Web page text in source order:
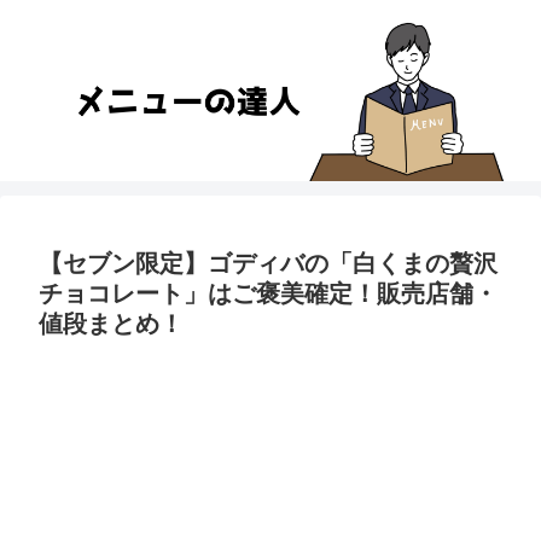
【セブン限定】ゴディバの「白くまの贅沢
チョコレート」はご褒美確定！販売店舗・
値段まとめ！